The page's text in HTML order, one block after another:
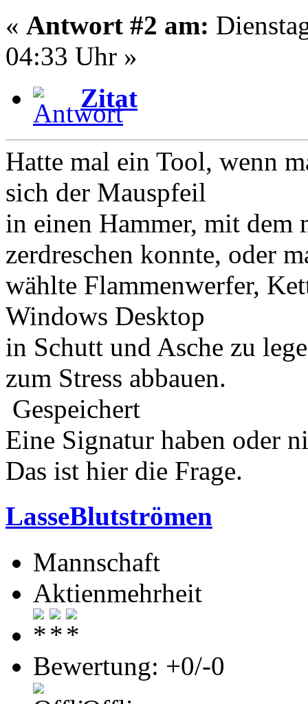
« Antwort #2 am:
04:33 Uhr »
Zitat
Hatte mal ein Tool, wenn
sich der Mauspfeil
in einen Hammer, mit dem
zerdreschen konnte, oder
wählte Flammenwerfer,
Windows Desktop
in Schutt und Asche zu
zum Stress abbauen.
Gespeichert
Eine Signatur haben oder
Das ist hier die Frage.
LasseBlutströmen
Mannschaft
Aktienmehrheit
Bewertung: +0/-0